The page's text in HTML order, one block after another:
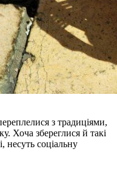
з традиціями,
Хоча збереглися й такі
несуть соціальну